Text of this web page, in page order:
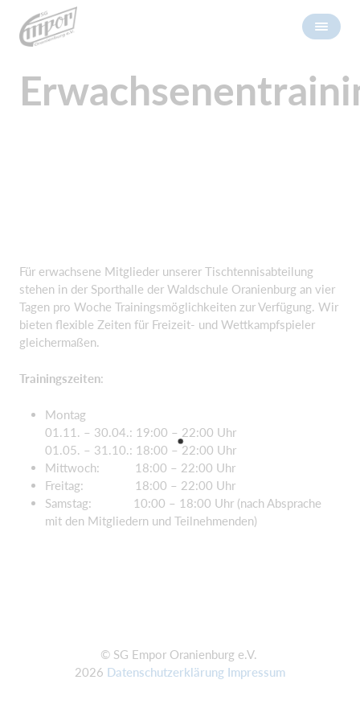
Für erwachsene Mitglieder unserer Tischtennisabteilung
stehen in der Sporthalle der Waldschule Oranienburg an vier
Tagen pro Woche Trainingsmöglichkeiten zur Verfügung. Wir
bieten flexible Zeiten für Freizeit- und Wettkampfspieler
gleichermaßen.
Trainingszeiten:
Montag
01.11. – 30.04.: 19:00 – 22:00 Uhr
01.05. – 31.10.: 18:00 – 22:00 Uhr
Mittwoch: 18:00 – 22:00 Uhr
Freitag: 18:00 – 22:00 Uhr
Samstag: 10:00 – 18:00 Uhr (nach Absprache
mit den Mitgliedern und Teilnehmenden)
© SG Empor Oranienburg e.V.
2026 Datenschutzerklärung Impressum